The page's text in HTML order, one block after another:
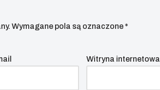
Wymagane pola są oznaczone*
Witryna internetowa